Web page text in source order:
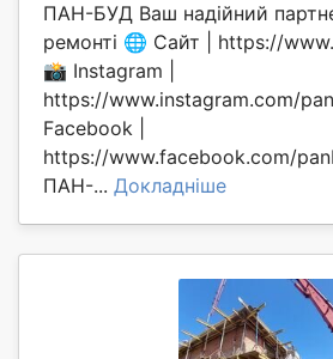
ПАН-БУД Ваш надійний
ремонті 🌐 Сайт | https://
📸 Instagram |
https://www.instagram.com/
Facebook |
https://www.facebook.com/
ПАН-... Докладніше